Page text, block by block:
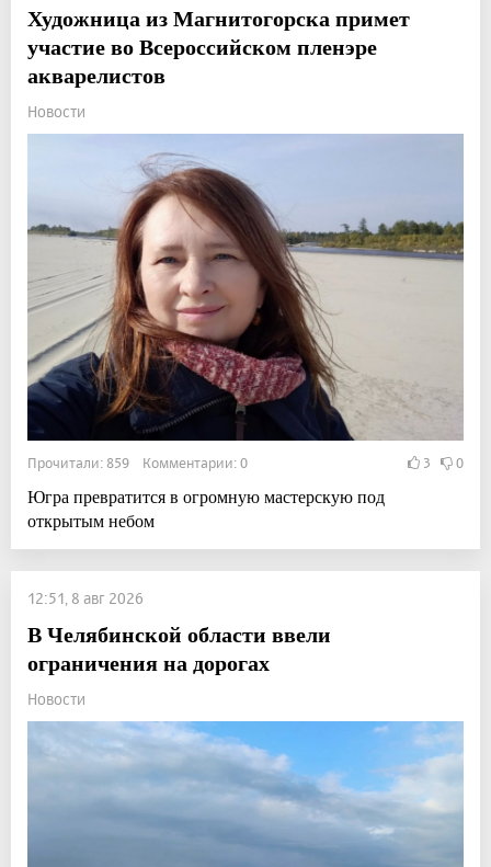
Художница из Магнитогорска примет
участие во Всероссийском пленэре
акварелистов
Новости
Прочитали: 859 Комментарии: 0 3 0
Югра превратится в огромную мастерскую под
открытым небом
12:51, 8 авг 2026
В Челябинской области ввели
ограничения на дорогах
Новости